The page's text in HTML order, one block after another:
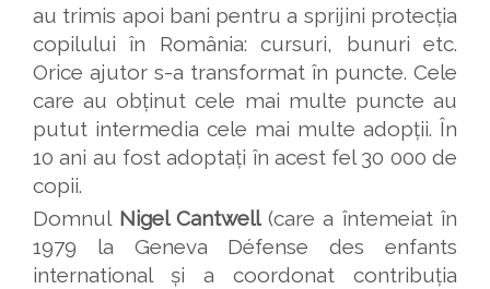
au trimis apoi bani pentru a sprijini protecția
copilului în România: cursuri, bunuri etc.
Orice ajutor s-a transformat în puncte. Cele
care au obținut cele mai multe puncte au
putut intermedia cele mai multe adopții. În
10 ani au fost adoptați în acest fel 30 000 de
copii.
Domnul Nigel Cantwell (care a întemeiat în
1979 la Geneva Défense des enfants
international și a coordonat contribuția